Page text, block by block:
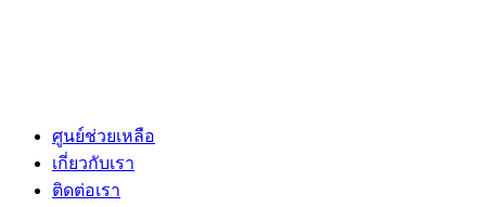
ศูนย์ช่วยเหลือ
เกี่ยวกับเรา
ติดต่อเรา